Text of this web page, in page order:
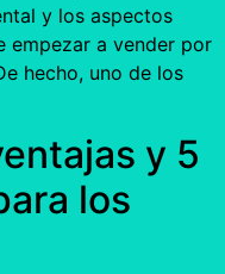
y los aspectos
empezar a vender por
hecho, uno de los
y 5
los